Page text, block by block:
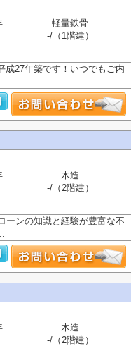
軽量鉄骨
-/（1階建）
27年築です！いつでもご内
木造
-/（2階建）
ンの知識と経験が豊富な不
木造
-/（2階建）